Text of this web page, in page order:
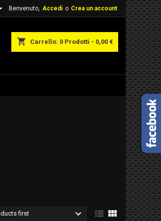
Benvenuto, Accedi o Crea un account
shopping_cart Carrello: 0 Prodotti - 0,00 €
first   